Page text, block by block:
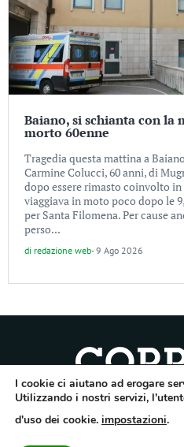
Baiano, si schianta con
morto 60enne
Tragedia questa mattina a
Carmine Colucci, 60 anni, di
dopo essere rimasto coinvolto
viaggiava in moto poco dopo le
per Santa Filomena. Per cause
perso...
di redazione web-9 Ago 2026
Quotidiano dell’Irpinia, a diffusione
Direttore responsabile Gianni Festa –
I cookie ci aiutano ad erogare
Utilizzando i nostri servizi,
d'uso dei cookie. impostazioni.